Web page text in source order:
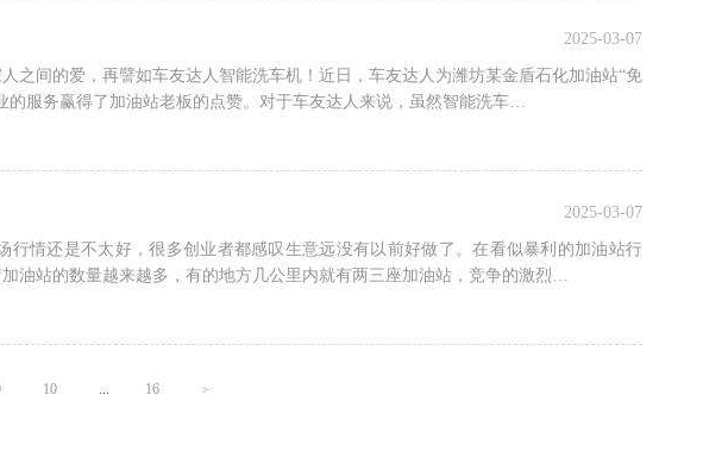
2025-03-07
之间的爱，再譬如车友达人智能洗车机！近日，车友达人为潍坊某金盾石化加油站“免
服务赢得了加油站老板的点赞。对于车友达人来说，虽然智能洗车…
2025-03-07
情还是不太好，很多创业者都感叹生意远没有以前好做了。在看似暴利的加油站行
油站的数量越来越多，有的地方几公里内就有两三座加油站，竞争的激烈…
10 ... 16 >